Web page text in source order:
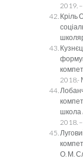
2019.
Кріль
2018.-
школа
2018.
О. М.